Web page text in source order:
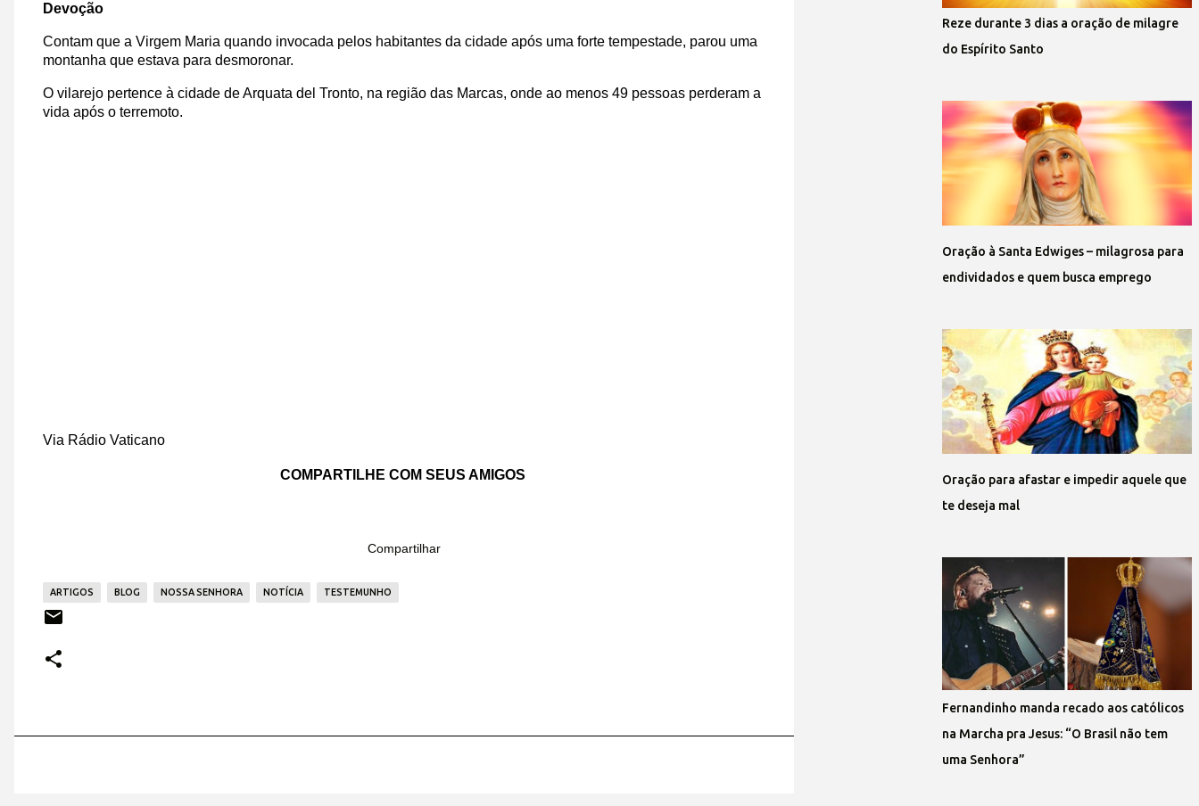
Devoção
Contam que a Virgem Maria quando invocada pelos habitantes da cidade após uma forte tempestade, parou uma
montanha que estava para desmoronar.
O vilarejo pertence à cidade de Arquata del Tronto, na região das Marcas, onde ao menos 49 pessoas perderam a
vida após o terremoto.
Via Rádio Vaticano
COMPARTILHE COM SEUS AMIGOS
Compartilhar
ARTIGOS BLOG NOSSA SENHORA NOTÍCIA TESTEMUNHO
Reze durante 3 dias a oração de milagre
do Espírito Santo
Oração à Santa Edwiges – milagrosa para
endividados e quem busca emprego
Oração para afastar e impedir aquele que
te deseja mal
Fernandinho manda recado aos católicos
na Marcha pra Jesus: “O Brasil não tem
uma Senhora”